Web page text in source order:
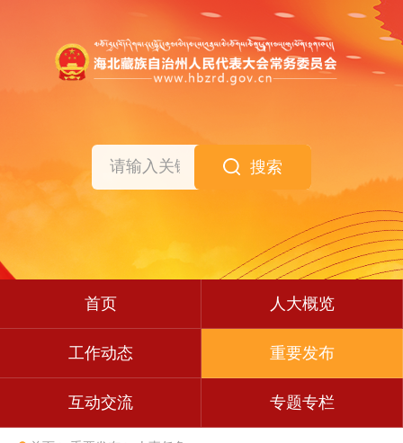
搜索
首页 人大概览
工作动态 重要发布
互动交流 专题专栏